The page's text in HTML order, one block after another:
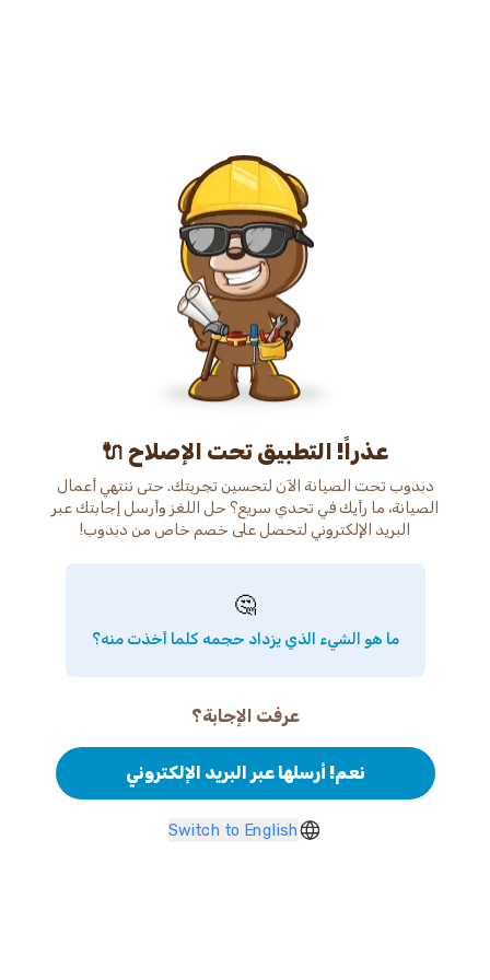
عذراً! التطبيق تحت الإصلاح 🔌
دبدوب تحت الصيانة الآن لتحسين تجربتك. حتى ننتهي أعمال
الصيانة، ما رأيك في تحدي سريع؟ حل اللغز وأرسل إجابتك عبر
البريد الإلكتروني لتحصل على خصم خاص من دبدوب!
🤔
ما هو الشيء الذي يزداد حجمه كلما أخذت منه؟
عرفت الإجابة؟
نعم! أرسلها عبر البريد الإلكتروني
Switch to English